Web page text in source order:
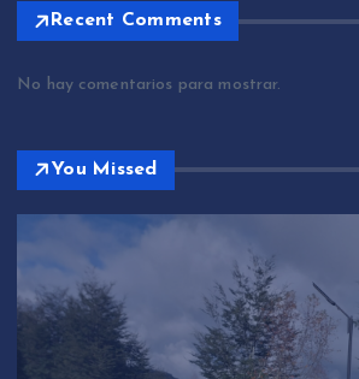
Recent Comments
No hay comentarios para mostrar.
You Missed